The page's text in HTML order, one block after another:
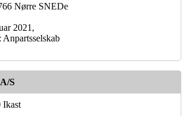
Nørre SNEDe
2021,
S
Ikast